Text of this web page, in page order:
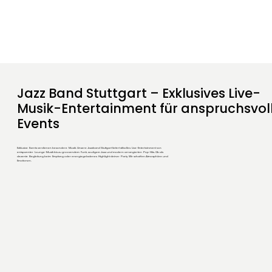
Jazz Band Stuttgart – Exklusives Live-
Musik-Entertainment für
Events
Exklusive Events verdienen besondere Musik. Unsere Jazzband Stuttgart liefert stilvolles Live-Entertainment von
entspannter Lounge-Musik bis zu groovendem Funk, souligem Jazz und modern arrangierten Pop-Hits. Ob als
dezente Begleitung beim Empfang oder energiegeladenes Highlight deiner Party. Wir schaffen Atmosphäre und
Emotionen.